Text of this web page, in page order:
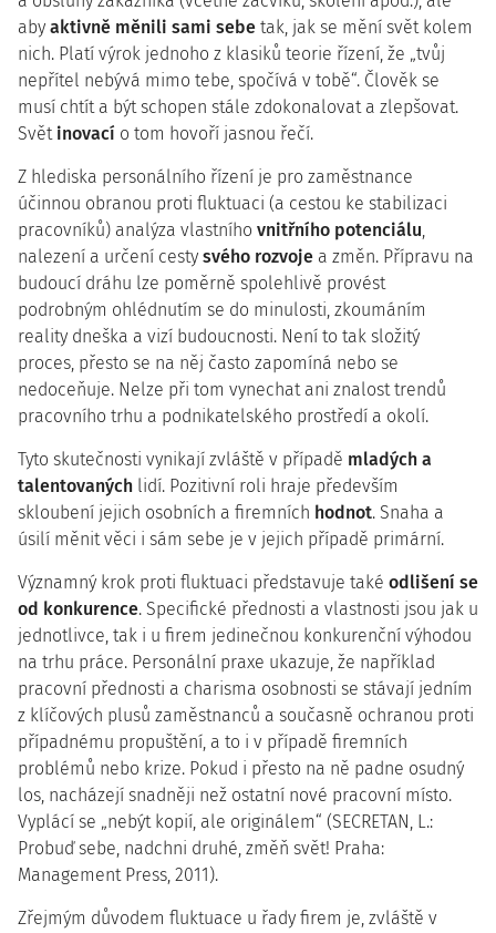
aby aktivně měnili sami sebe tak, jak se mění svět kolem
nich. Platí výrok jednoho z klasiků teorie řízení, že „tvůj
nepřítel nebývá mimo tebe, spočívá v tobě“. Člověk se
musí chtít a být schopen stále zdokonalovat a zlepšovat.
Svět inovací o tom hovoří jasnou řečí.
Z hlediska personálního řízení je pro zaměstnance
účinnou obranou proti fluktuaci (a cestou ke stabilizaci
pracovníků) analýza vlastního vnitřního potenciálu,
nalezení a určení cesty svého rozvoje a změn. Přípravu na
budoucí dráhu lze poměrně spolehlivě provést
podrobným ohlédnutím se do minulosti, zkoumáním
reality dneška a vizí budoucnosti. Není to tak složitý
proces, přesto se na něj často zapomíná nebo se
nedoceňuje. Nelze při tom vynechat ani znalost trendů
pracovního trhu a podnikatelského prostředí a okolí.
Tyto skutečnosti vynikají zvláště v případě mladých a
talentovaných lidí. Pozitivní roli hraje především
skloubení jejich osobních a firemních hodnot. Snaha a
úsilí měnit věci i sám sebe je v jejich případě primární.
Významný krok proti fluktuaci představuje také odlišení se
od konkurence. Specifické přednosti a vlastnosti jsou jak u
jednotlivce, tak i u firem jedinečnou konkurenční výhodou
na trhu práce. Personální praxe ukazuje, že například
pracovní přednosti a charisma osobnosti se stávají jedním
z klíčových plusů zaměstnanců a současně ochranou proti
případnému propuštění, a to i v případě firemních
problémů nebo krize. Pokud i přesto na ně padne osudný
los, nacházejí snadněji než ostatní nové pracovní místo.
Vyplácí se „nebýt kopií, ale originálem“ (SECRETAN, L.:
Probuď sebe, nadchni druhé, změň svět! Praha:
Management Press, 2011).
Zřejmým důvodem fluktuace u řady firem je, zvláště v